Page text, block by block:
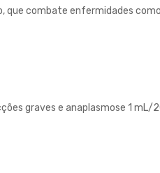
combate enfermidades
graves e anaplasmose 1 mL/